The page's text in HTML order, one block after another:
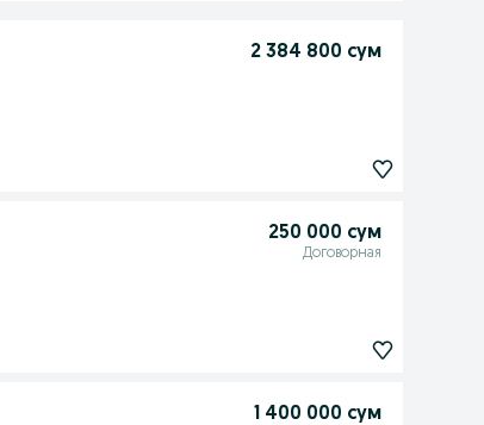
2 384 800 сум
250 000 сум
Договорная
1 400 000 сум